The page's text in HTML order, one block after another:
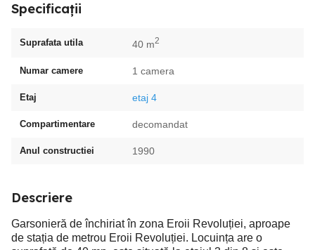
Specificații
Suprafata utila 40 m2
Numar camere 1 camera
Etaj etaj 4
Compartimentare decomandat
Anul constructiei 1990
Descriere
Garsonieră de închiriat în zona Eroii Revoluției, aproape
de stația de metrou Eroii Revoluției. Locuința are o